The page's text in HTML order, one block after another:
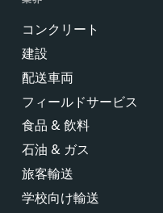
コンクリート
建設
配送車両
フィールドサービス
食品 & 飲料
石油 & ガス
旅客輸送
学校向け輸送